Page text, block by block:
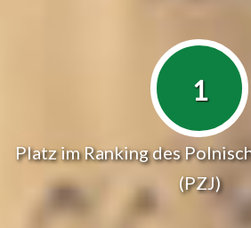
1
Platz im Ranking des
(PZJ)